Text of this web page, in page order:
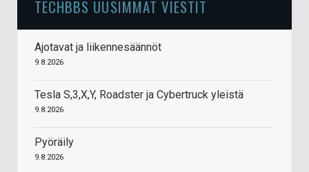
TECHBBS UUSIMMAT VIESTIT
Ajotavat ja liikennesäännöt
9.8.2026
Tesla S,3,X,Y, Roadster ja Cybertruck yleistä
9.8.2026
Pyöräily
9.8.2026